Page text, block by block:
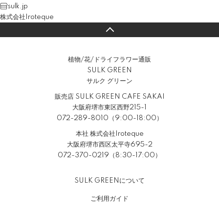
sulk.jp
株式会社Iroteque
植物/花/ドライフラワー通販
SULK GREEN
サルク グリーン
販売店 SULK GREEN CAFE SAKAI
大阪府堺市東区西野215-1
072-289-8010（9:00-18:00）
本社 株式会社Iroteque
大阪府堺市西区太平寺695-2
072-370-0219（8:30-17:00）
SULK GREENについて
ご利用ガイド